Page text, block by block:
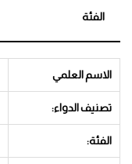
الفئة
الاسم العلمي
تصنيف الدواء:
الفئة: